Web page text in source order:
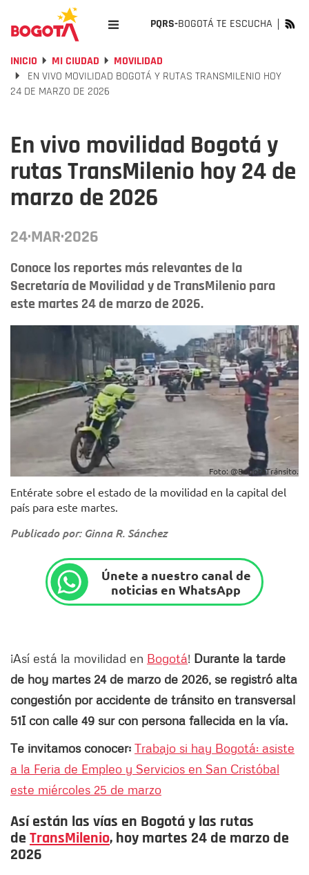
PQRS-BOGOTÁ TE ESCUCHA
INICIO MI CIUDAD
MOVILIDAD
EN VIVO MOVILIDAD BOGOTÁ Y RUTAS TRANSMILENIO HOY
24 DE MARZO DE 2026
En vivo movilidad Bogotá y
rutas TransMilenio hoy 24 de
marzo de 2026
24·MAR·2026
Conoce los reportes más relevantes de la
Secretaría de Movilidad y de TransMilenio para
este martes 24 de marzo de 2026.
Foto: @BogotáTránsito.
Entérate sobre el estado de la movilidad en la capital del
país para este martes.
Publicado por: Ginna R. Sánchez
Únete a nuestro canal de
noticias en WhatsApp
¡Así está la movilidad en Bogotá! Durante la tarde
de hoy martes 24 de marzo de 2026, se registró alta
congestión por accidente de tránsito en transversal
51I con calle 49 sur con persona fallecida en la vía.
Te invitamos conocer: Trabajo si hay Bogotá: asiste
a la Feria de Empleo y Servicios en San Cristóbal
este miércoles 25 de marzo
Así están las vías en Bogotá y las rutas
de TransMilenio, hoy martes 24 de marzo de
2026